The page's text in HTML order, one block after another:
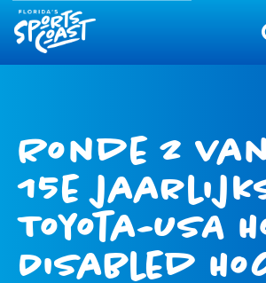
Ronde 2
15e
Toyota-USA
Disabled